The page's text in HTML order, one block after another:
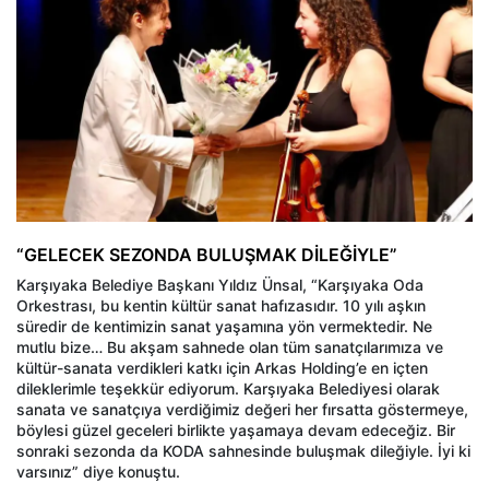
“GELECEK SEZONDA BULUŞMAK DİLEĞİYLE”
Karşıyaka Belediye Başkanı Yıldız Ünsal, “Karşıyaka Oda
Orkestrası, bu kentin kültür sanat hafızasıdır. 10 yılı aşkın
süredir de kentimizin sanat yaşamına yön vermektedir. Ne
mutlu bize… Bu akşam sahnede olan tüm sanatçılarımıza ve
kültür-sanata verdikleri katkı için Arkas Holding’e en içten
dileklerimle teşekkür ediyorum. Karşıyaka Belediyesi olarak
sanata ve sanatçıya verdiğimiz değeri her fırsatta göstermeye,
böylesi güzel geceleri birlikte yaşamaya devam edeceğiz. Bir
sonraki sezonda da KODA sahnesinde buluşmak dileğiyle. İyi ki
varsınız” diye konuştu.